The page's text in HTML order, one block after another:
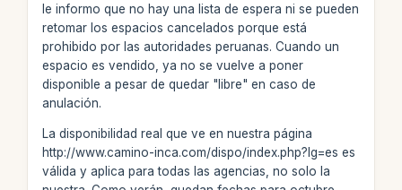
le informo que no hay una lista de espera ni se pueden
retomar los espacios cancelados porque está
prohibido por las autoridades peruanas. Cuando un
espacio es vendido, ya no se vuelve a poner
disponible a pesar de quedar "libre" en caso de
anulación.
La disponibilidad real que ve en nuestra página
http://www.camino-inca.com/dispo/index.php?lg=es es
válida y aplica para todas las agencias, no solo la